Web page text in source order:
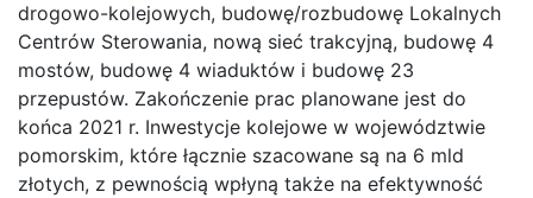
drogowo-kolejowych, budowę/rozbudowę Lokalnych
Centrów Sterowania, nową sieć trakcyjną, budowę 4
mostów, budowę 4 wiaduktów i budowę 23
przepustów. Zakończenie prac planowane jest do
końca 2021 r. Inwestycje kolejowe w województwie
pomorskim, które łącznie szacowane są na 6 mld
złotych, z pewnością wpłyną także na efektywność